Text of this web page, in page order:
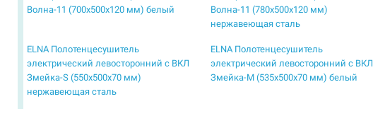
Волна-11 (700х500х120 мм) белый
Волна-11 (780х500х120 мм)
нержавеющая сталь
ELNA Полотенцесушитель
электрический левосторонний с ВКЛ
Змейка-S (550х500х70 мм)
нержавеющая сталь
ELNA Полотенцесушитель
электрический левосторонний с ВКЛ
Змейка-М (535х500х70 мм) белый